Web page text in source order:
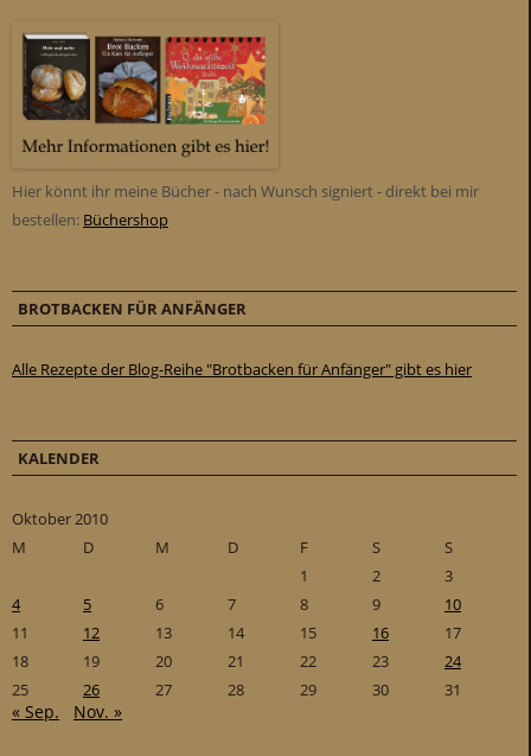
Hier könnt ihr meine Bücher - nach Wunsch signiert - direkt bei mir
bestellen: Büchershop
BROTBACKEN FÜR ANFÄNGER
Alle Rezepte der Blog-Reihe "Brotbacken für Anfänger" gibt es hier
KALENDER
Oktober 2010
M
D M D F S
S
1
2
3
4
5 6 7 8 9
10
11
12 13 14 15 16
17
18
19 20 21 22 23
24
25
26 27 28 29 30 31
« Sep. Nov. »